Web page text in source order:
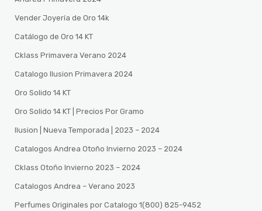
Vender Joyería de Oro 14k
Catálogo de Oro 14 KT
Cklass Primavera Verano 2024
Catalogo Ilusion Primavera 2024
Oro Solido 14 KT
Oro Solido 14 KT | Precios Por Gramo
Ilusion | Nueva Temporada | 2023 – 2024
Catalogos Andrea Otoño Invierno 2023 – 2024
Cklass Otoño Invierno 2023 – 2024
Catalogos Andrea – Verano 2023
Perfumes Originales por Catalogo 1(800) 825-9452